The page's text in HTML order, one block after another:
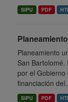
SIPU PDF
Planeamiento
San
por el
financiación
SIPU PDF